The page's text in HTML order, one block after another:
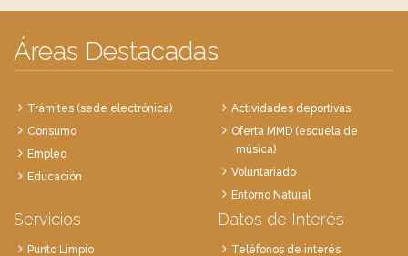
Áreas Destacadas
Trámites (sede electrónica)
Consumo
Empleo
Educación
Actividades deportivas
Oferta MMD (escuela de
música)
Voluntariado
Entorno Natural
Servicios
Punto Limpio
Datos de Interés
Teléfonos de interés